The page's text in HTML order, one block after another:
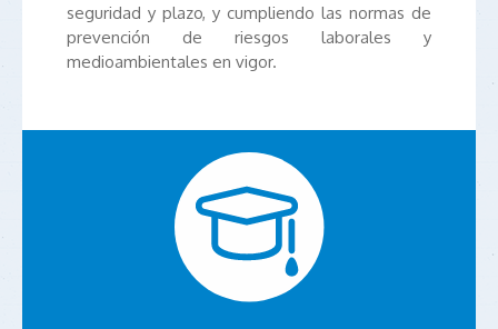
seguridad y plazo, y cumpliendo las normas de
prevención de riesgos laborales y
medioambientales en vigor.